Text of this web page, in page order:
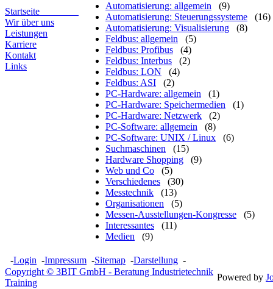
Startseite
Wir über uns
Leistungen
Karriere
Kontakt
Links
Automatisierung: allgemein
(9)
Automatisierung: Steuerungssysteme
(16)
Automatisierung: Visualisierung
(8)
Feldbus: allgemein
(5)
Feldbus: Profibus
(4)
Feldbus: Interbus
(2)
Feldbus: LON
(4)
Feldbus: ASI
(2)
PC-Hardware: allgemein
(1)
PC-Hardware: Speichermedien
(1)
PC-Hardware: Netzwerk
(2)
PC-Software: allgemein
(8)
PC-Software: UNIX / Linux
(6)
Suchmaschinen
(15)
Hardware Shopping
(9)
Web und Co
(5)
Verschiedenes
(30)
Messtechnik
(13)
Organisationen
(5)
Messen-Ausstellungen-Kongresse
(5)
Interessantes
(11)
Medien
(9)
-Login -Impressum -Sitemap -Darstellung -
Copyright © 3BIT GmbH - Beratung Industrietechnik
Training
Powered by